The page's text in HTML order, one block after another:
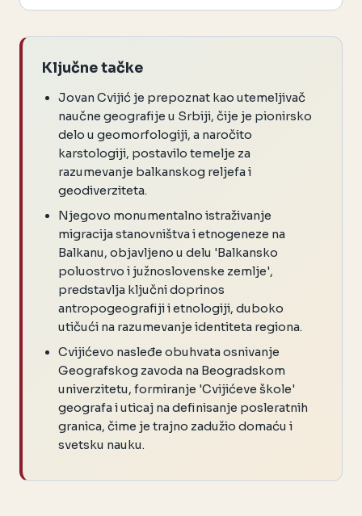
Ključne tačke
Jovan Cvijić je prepoznat kao utemeljivač
naučne geografije u Srbiji, čije je pionirsko
delo u geomorfologiji, a naročito
karstologiji, postavilo temelje za
razumevanje balkanskog reljefa i
geodiverziteta.
Njegovo monumentalno istraživanje
migracija stanovništva i etnogeneze na
Balkanu, objavljeno u delu 'Balkansko
poluostrvo i južnoslovenske zemlje',
predstavlja ključni doprinos
antropogeografiji i etnologiji, duboko
utičući na razumevanje identiteta regiona.
Cvijićevo nasleđe obuhvata osnivanje
Geografskog zavoda na Beogradskom
univerzitetu, formiranje 'Cvijićeve škole'
geografa i uticaj na definisanje posleratnih
granica, čime je trajno zadužio domaću i
svetsku nauku.